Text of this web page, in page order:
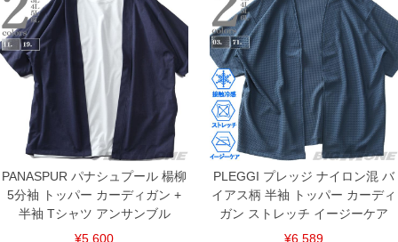
COLOR VARIATION
PANASPUR パナシュプール 楊柳
5分袖 トッパー カーディガン +
半袖 Tシャツ アンサンブル
¥5,600
PLEGGI プレッジ ナイロン混 バ
イアス柄 半袖 トッパー カーディ
ガン ストレッチ イージーケア
¥6,589